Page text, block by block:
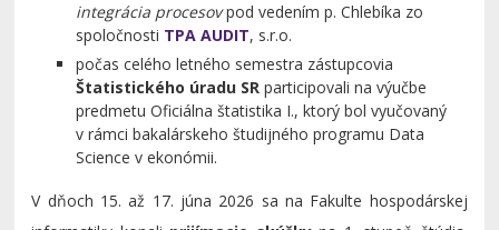
integrácia procesovpod vedením p. Chlebíka zo
spoločnosti TPA AUDIT, s.r.o.
počas celého letného semestra zástupcovia
Štatistického úradu SR participovali na výučbe
predmetu Oficiálna štatistika I., ktorý bol vyučovaný
v rámci bakalárskeho študijného programu Data
Science v ekonómii.
V dňoch 15. až 17. júna 2026 sa na Fakulte hospodárskej